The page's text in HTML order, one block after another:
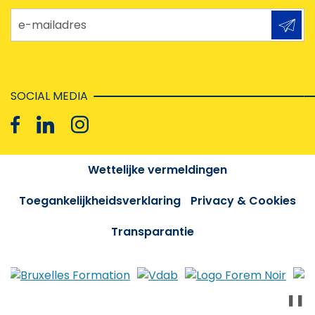
e-mailadres
SOCIAL MEDIA
Wettelijke vermeldingen
Toegankelijkheidsverklaring
Privacy & Cookies
Transparantie
❚❚